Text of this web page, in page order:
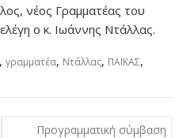
νέος Γραμματέας του
ο κ. Ιωάννης Ντάλλας.
,γραμματέα, Ντάλλας, ΠΑΪΚΑΣ,
Προγραμματική σύμβαση